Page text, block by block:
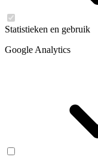
Statistieken en gebruik
Google Analytics